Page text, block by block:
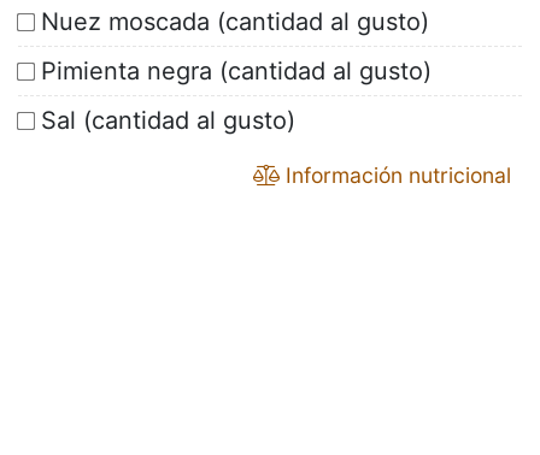
Nuez moscada (cantidad al gusto)
Pimienta negra (cantidad al gusto)
Sal (cantidad al gusto)
Información nutricional